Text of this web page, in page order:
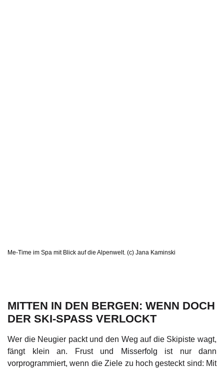
Me-Time im Spa mit Blick auf die Alpenwelt. (c) Jana Kaminski
MITTEN IN DEN BERGEN: WENN DOCH
DER SKI-SPASS VERLOCKT
Wer die Neugier packt und den Weg auf die Skipiste wagt,
fängt klein an. Frust und Misserfolg ist nur dann
vorprogrammiert, wenn die Ziele zu hoch gesteckt sind: Mit